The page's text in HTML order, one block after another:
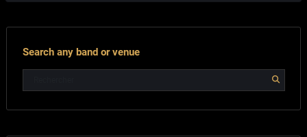
Search any band or venue